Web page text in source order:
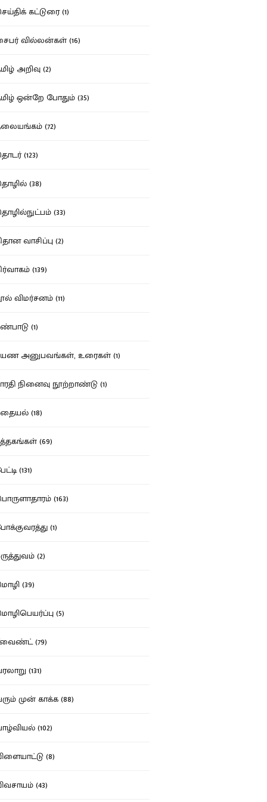
கட்டுரை (1)
வில்லன்கள் (16)
அறிவு (2)
ஒன்றே போதும் (35)
(72)
(123)
(38)
(33)
வாசிப்பு (2)
(139)
விமர்சனம் (11)
(1)
அனுபவங்கள், உரைகள் (1)
நினைவு நூற்றாண்டு (1)
(18)
(69)
(131)
(163)
(1)
(2)
(39)
(5)
(79)
(131)
முன் காக்க (88)
(102)
(8)
(43)